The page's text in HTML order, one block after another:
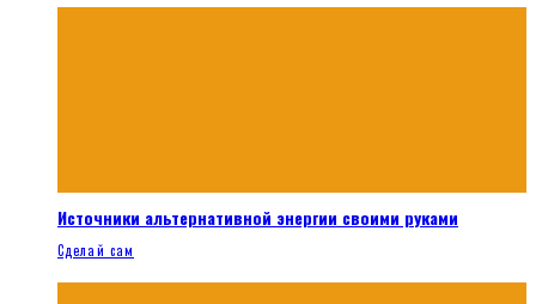
Источники альтернативной энергии своими руками
Сделай сам